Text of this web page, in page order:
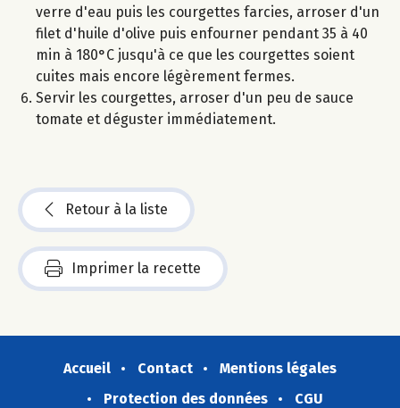
verre d'eau puis les courgettes farcies, arroser d'un
filet d'huile d'olive puis enfourner pendant 35 à 40
min à 180°C jusqu'à ce que les courgettes soient
cuites mais encore légèrement fermes.
Servir les courgettes, arroser d'un peu de sauce
tomate et déguster immédiatement.
Retour à la liste
Imprimer la recette
Accueil Contact
Mentions légales
Protection des données
CGU